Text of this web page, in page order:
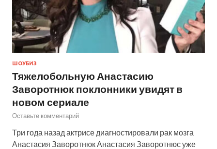
ШОУБИЗ
Тяжелобольную Анастасию
Заворотнюк поклонники увидят в
новом сериале
Оставьте комментарий
Три года назад актрисе диагностировали рак мозга
Анастасия Заворотнюк Анастасия Заворотнюс уже